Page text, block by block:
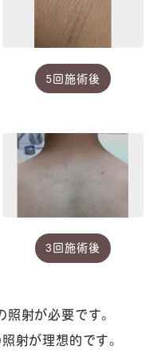
5回施術後
3回施術後
照射が必要です。
射が理想的です。